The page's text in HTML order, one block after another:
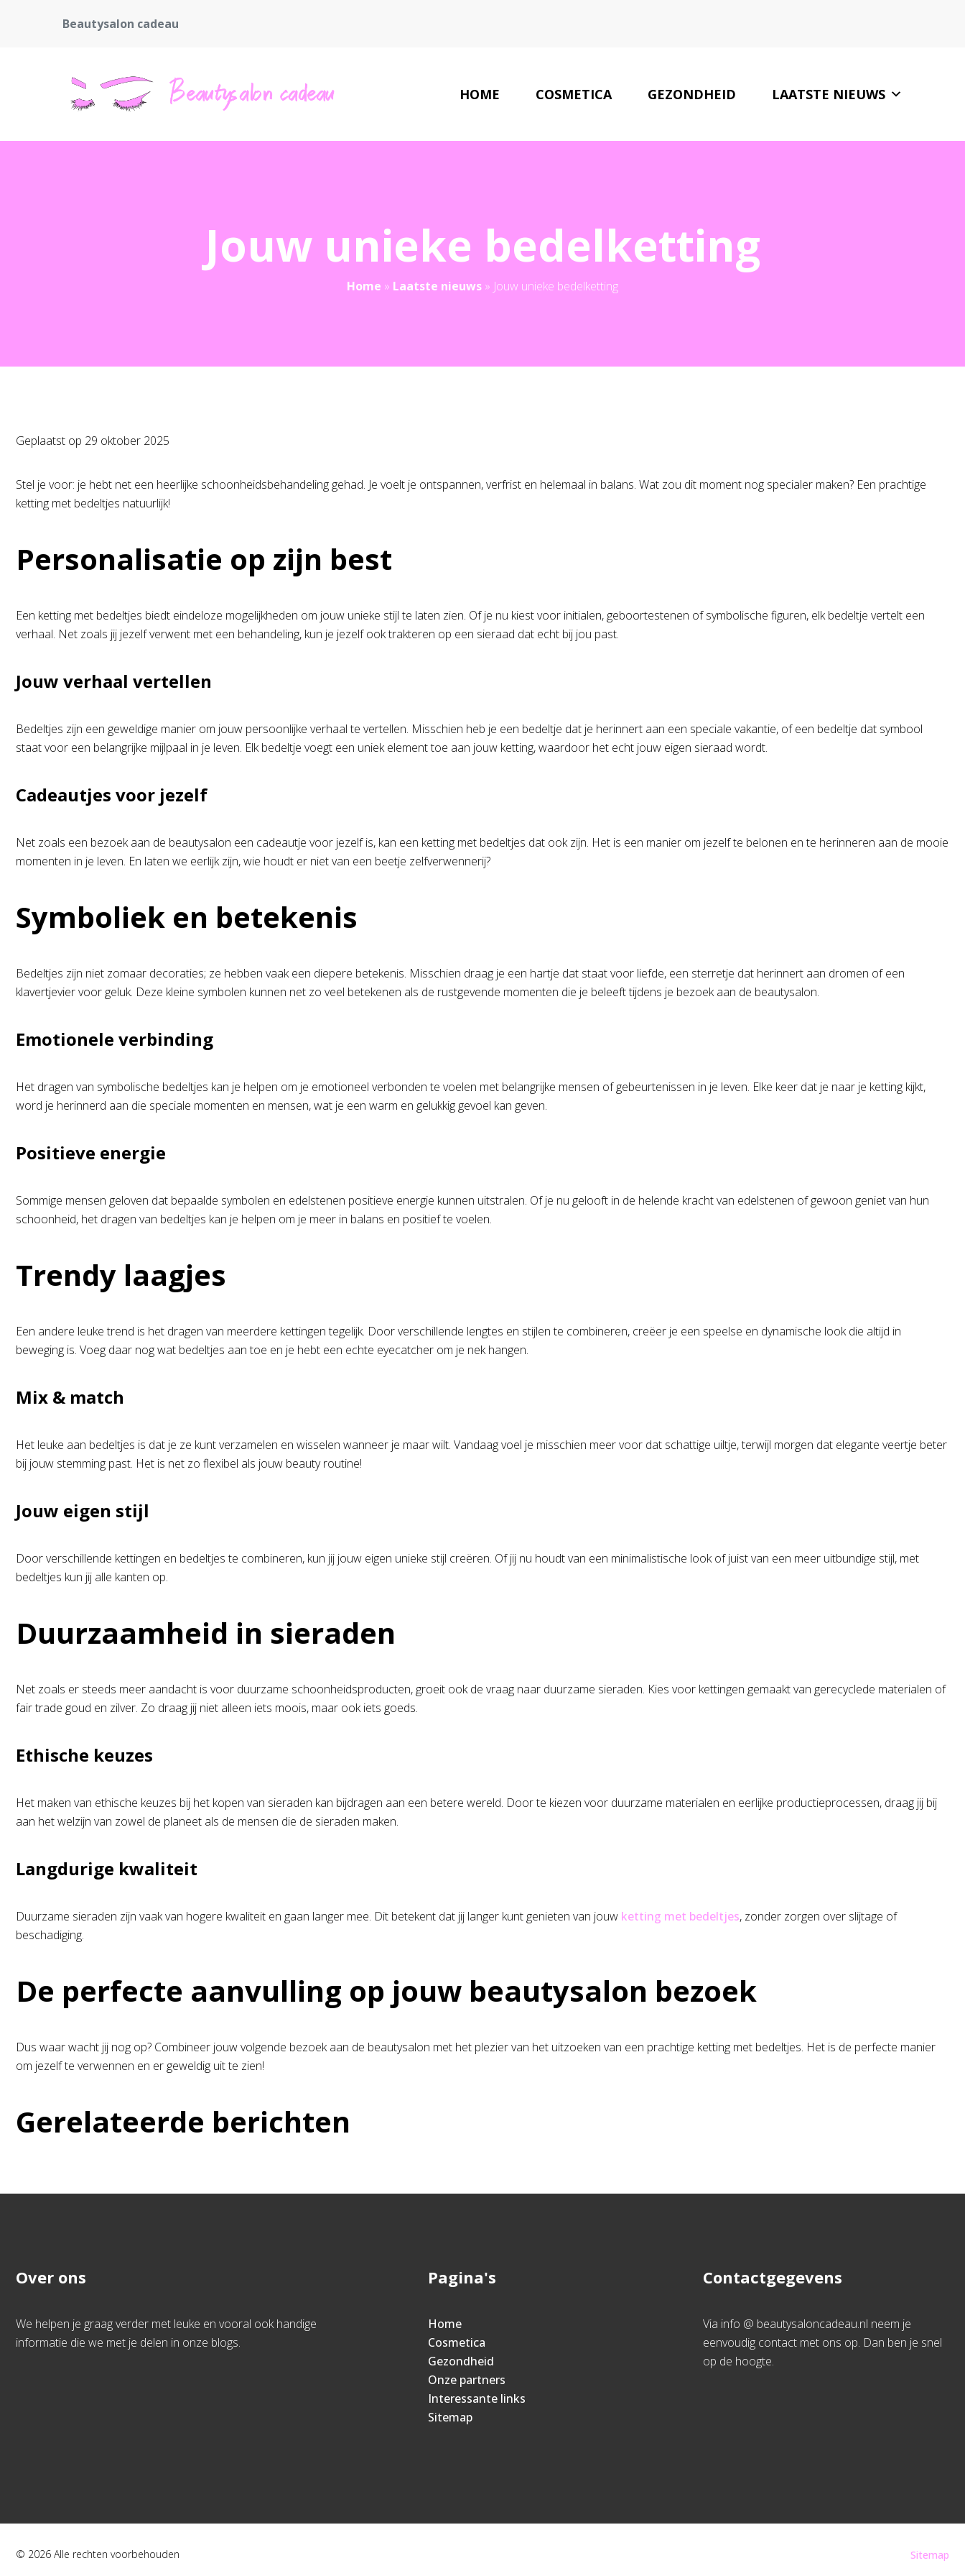
Beautysalon cadeau
HOME COSMETICA GEZONDHEID LAATSTE NIEUWS
Jouw unieke bedelketting
Home » Laatste nieuws » Jouw unieke bedelketting
Geplaatst op 29 oktober 2025
Stel je voor: je hebt net een heerlijke schoonheidsbehandeling gehad. Je voelt je ontspannen, verfrist en helemaal in balans. Wat zou dit moment nog specialer maken? Een prachtige
ketting met bedeltjes natuurlijk!
Personalisatie op zijn best
Een ketting met bedeltjes biedt eindeloze mogelijkheden om jouw unieke stijl te laten zien. Of je nu kiest voor initialen, geboortestenen of symbolische figuren, elk bedeltje vertelt een
verhaal. Net zoals jij jezelf verwent met een behandeling, kun je jezelf ook trakteren op een sieraad dat echt bij jou past.
Jouw verhaal vertellen
Bedeltjes zijn een geweldige manier om jouw persoonlijke verhaal te vertellen. Misschien heb je een bedeltje dat je herinnert aan een speciale vakantie, of een bedeltje dat symbool
staat voor een belangrijke mijlpaal in je leven. Elk bedeltje voegt een uniek element toe aan jouw ketting, waardoor het echt jouw eigen sieraad wordt.
Cadeautjes voor jezelf
Net zoals een bezoek aan de beautysalon een cadeautje voor jezelf is, kan een ketting met bedeltjes dat ook zijn. Het is een manier om jezelf te belonen en te herinneren aan de mooie
momenten in je leven. En laten we eerlijk zijn, wie houdt er niet van een beetje zelfverwennerij?
Symboliek en betekenis
Bedeltjes zijn niet zomaar decoraties; ze hebben vaak een diepere betekenis. Misschien draag je een hartje dat staat voor liefde, een sterretje dat herinnert aan dromen of een
klavertjevier voor geluk. Deze kleine symbolen kunnen net zo veel betekenen als de rustgevende momenten die je beleeft tijdens je bezoek aan de beautysalon.
Emotionele verbinding
Het dragen van symbolische bedeltjes kan je helpen om je emotioneel verbonden te voelen met belangrijke mensen of gebeurtenissen in je leven. Elke keer dat je naar je ketting kijkt,
word je herinnerd aan die speciale momenten en mensen, wat je een warm en gelukkig gevoel kan geven.
Positieve energie
Sommige mensen geloven dat bepaalde symbolen en edelstenen positieve energie kunnen uitstralen. Of je nu gelooft in de helende kracht van edelstenen of gewoon geniet van hun
schoonheid, het dragen van bedeltjes kan je helpen om je meer in balans en positief te voelen.
Trendy laagjes
Een andere leuke trend is het dragen van meerdere kettingen tegelijk. Door verschillende lengtes en stijlen te combineren, creëer je een speelse en dynamische look die altijd in
beweging is. Voeg daar nog wat bedeltjes aan toe en je hebt een echte eyecatcher om je nek hangen.
Mix & match
Het leuke aan bedeltjes is dat je ze kunt verzamelen en wisselen wanneer je maar wilt. Vandaag voel je misschien meer voor dat schattige uiltje, terwijl morgen dat elegante veertje beter
bij jouw stemming past. Het is net zo flexibel als jouw beauty routine!
Jouw eigen stijl
Door verschillende kettingen en bedeltjes te combineren, kun jij jouw eigen unieke stijl creëren. Of jij nu houdt van een minimalistische look of juist van een meer uitbundige stijl, met
bedeltjes kun jij alle kanten op.
Duurzaamheid in sieraden
Net zoals er steeds meer aandacht is voor duurzame schoonheidsproducten, groeit ook de vraag naar duurzame sieraden. Kies voor kettingen gemaakt van gerecyclede materialen of
fair trade goud en zilver. Zo draag jij niet alleen iets moois, maar ook iets goeds.
Ethische keuzes
Het maken van ethische keuzes bij het kopen van sieraden kan bijdragen aan een betere wereld. Door te kiezen voor duurzame materialen en eerlijke productieprocessen, draag jij bij
aan het welzijn van zowel de planeet als de mensen die de sieraden maken.
Langdurige kwaliteit
Duurzame sieraden zijn vaak van hogere kwaliteit en gaan langer mee. Dit betekent dat jij langer kunt genieten van jouw ketting met bedeltjes, zonder zorgen over slijtage of
beschadiging.
De perfecte aanvulling op jouw beautysalon bezoek
Dus waar wacht jij nog op? Combineer jouw volgende bezoek aan de beautysalon met het plezier van het uitzoeken van een prachtige ketting met bedeltjes. Het is de perfecte manier
om jezelf te verwennen en er geweldig uit te zien!
Gerelateerde berichten
Over ons
We helpen je graag verder met leuke en vooral ook handige
informatie die we met je delen in onze blogs.
Pagina's
Home
Cosmetica
Gezondheid
Onze partners
Interessante links
Sitemap
Contactgegevens
Via info @ beautysaloncadeau.nl neem je
eenvoudig contact met ons op. Dan ben je snel
op de hoogte.
© 2026 Alle rechten voorbehouden Sitemap